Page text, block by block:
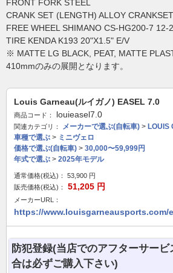
FRONT FORK STEEL
CRANK SET (LENGTH) ALLOY
FREE WHEEL SHIMANO CS-HG200-7 12-
TIRE KENDA K193 20"X1.5" E/V
※ MATTE LG BLACK, PEAT, MATTE
410mmのみの展開となります。
Louis Garneau(ルイガノ) EASEL 7.0
商品コード： louieasel7.0
関連カテゴリ： メーカーで選ぶ(自転車) > LOUIS
車種で選ぶ > ミニヴェロ
価格で選ぶ(自転車) > 30,000〜59,999円
年式で選ぶ > 2025年モデル
通常価格(税込)： 53,900 円
販売価格(税込)：
51,205 円
メーカーURL：
https://www.louisgarneausports.com/
防犯登録(当店でのアフターサー
合は必ずご購入下さい)